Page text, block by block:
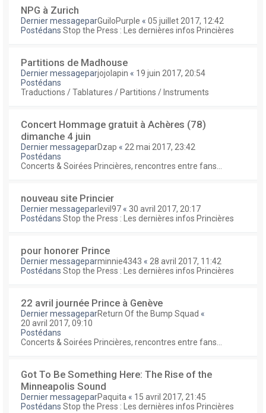
NPG à Zurich
Dernier messageparGuiloPurple « 05 juillet 2017, 12:42
Postédans Stop the Press : Les dernières infos Princières
Partitions de Madhouse
Dernier messageparjojolapin « 19 juin 2017, 20:54
Postédans
Traductions / Tablatures / Partitions / Instruments
Concert Hommage gratuit à Achères (78)
dimanche 4 juin
Dernier messageparDzap « 22 mai 2017, 23:42
Postédans
Concerts & Soirées Princières, rencontres entre fans...
nouveau site Princier
Dernier messageparlevil97 « 30 avril 2017, 20:17
Postédans Stop the Press : Les dernières infos Princières
pour honorer Prince
Dernier messageparminnie4343 « 28 avril 2017, 11:42
Postédans Stop the Press : Les dernières infos Princières
22 avril journée Prince à Genève
Dernier messageparReturn Of the Bump Squad «
20 avril 2017, 09:10
Postédans
Concerts & Soirées Princières, rencontres entre fans...
Got To Be Something Here: The Rise of the
Minneapolis Sound
Dernier messageparPaquita « 15 avril 2017, 21:45
Postédans Stop the Press : Les dernières infos Princières